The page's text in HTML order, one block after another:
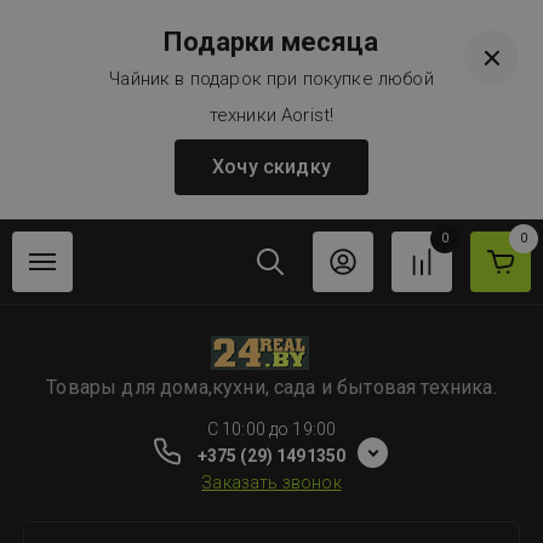
Подарки месяца
Чайник в подарок при покупке любой
техники Aorist!
Хочу скидку
0
0
Товары для дома,кухни, сада и бытовая техника.
C 10:00 до 19:00
+375 (29) 1491350
Заказать звонок